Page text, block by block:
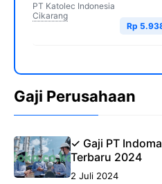
PT Katolec Indonesia
Cikarang
Rp
Gaji Perusahaan
✓ Gaji PT
Terbaru 2024
2 Juli 2024